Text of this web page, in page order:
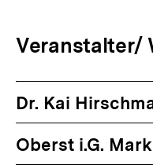
Veranstalter/
Dr. Kai
Oberst i.G.